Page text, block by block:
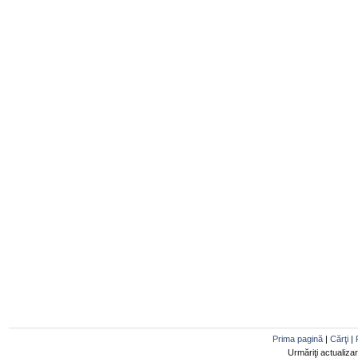
Prima pagină| Cărţi|
Urmăriţi